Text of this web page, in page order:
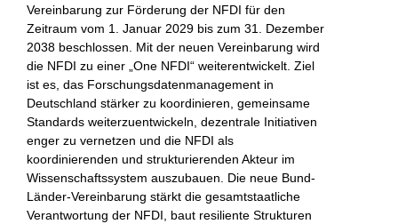
Vereinbarung zur Förderung der NFDI für den
Zeitraum vom 1. Januar 2029 bis zum 31. Dezember
2038 beschlossen. Mit der neuen Vereinbarung wird
die NFDI zu einer „One NFDI“ weiterentwickelt. Ziel
ist es, das Forschungsdatenmanagement in
Deutschland stärker zu koordinieren, gemeinsame
Standards weiterzuentwickeln, dezentrale Initiativen
enger zu vernetzen und die NFDI als
koordinierenden und strukturierenden Akteur im
Wissenschaftssystem auszubauen. Die neue Bund-
Länder-Vereinbarung stärkt die gesamtstaatliche
Verantwortung der NFDI, baut resiliente Strukturen